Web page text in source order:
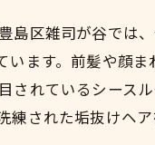
区雑司が谷では
ます。前髪や顔
れているシース
された垢抜けヘ